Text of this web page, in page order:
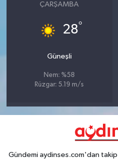
ÇARŞAMBA
28°
Güneşli
Nem: %58
Rüzgar: 5.19 m/s
Gündemi aydinses.com'dan takip